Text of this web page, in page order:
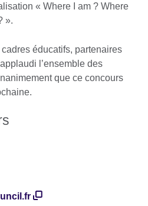
« Where I am ? Where
».
éducatifs, partenaires
l’ensemble des
que ce concours